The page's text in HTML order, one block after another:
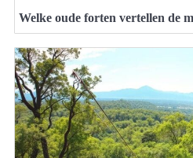
Welke oude forten vertellen de